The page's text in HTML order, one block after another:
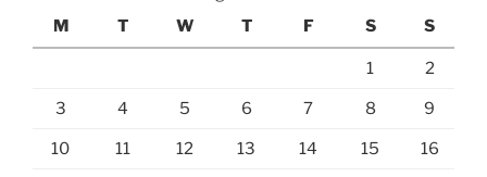
M
T W T F S S
1 2
3 4 5 6 7 8 9
10 11 12 13 14 15 16